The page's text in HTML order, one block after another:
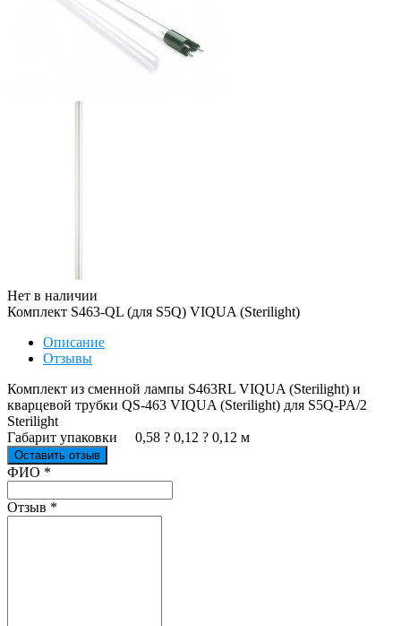
Нет в наличии
Комплект S463-QL (для S5Q) VIQUA (Sterilight)
Описание
Отзывы
Комплект из сменной лампы S463RL VIQUA (Sterilight) и
кварцевой трубки QS-463 VIQUA (Sterilight) для S5Q-PA/2
Sterilight
Габарит упаковки 0,58 ? 0,12 ? 0,12 м
Оставить отзыв
Ваш отзыв был отправлен!
ФИО *
Отзыв *